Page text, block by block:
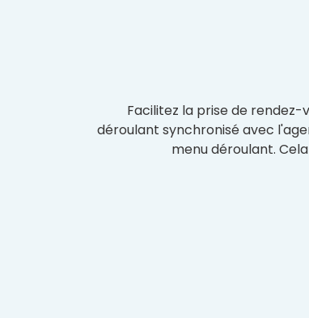
Facilitez la prise de
déroulant synchronisé avec
menu déroulant.